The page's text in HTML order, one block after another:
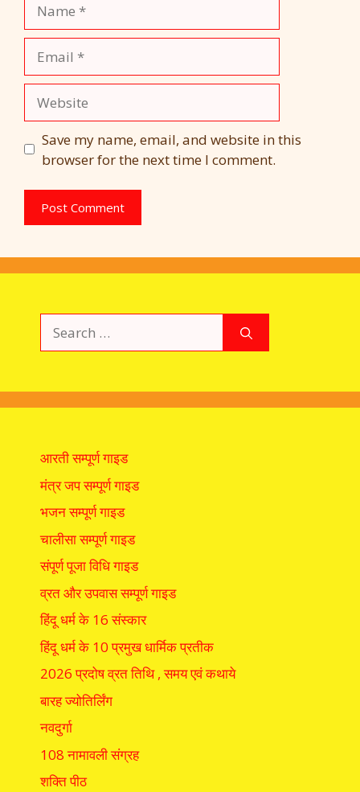
Save my name, email, and website in this
browser for the next time I comment.
for:
आरती सम्पूर्ण गाइड
मंत्र जप सम्पूर्ण गाइड
भजन सम्पूर्ण गाइड
चालीसा सम्पूर्ण गाइड
संपूर्ण पूजा विधि गाइड
व्रत और उपवास सम्पूर्ण गाइड
हिंदू धर्म के 16 संस्कार
हिंदू धर्म के 10 प्रमुख धार्मिक प्रतीक
2026 प्रदोष व्रत तिथि , समय एवं कथाये
बारह ज्योतिर्लिंग
नवदुर्गा
108 नामावली संग्रह
शक्ति पीठ